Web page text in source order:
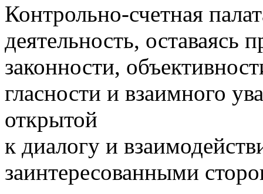
Контрольно-счетная
деятельность,
законности,
гласности и взаимного
открытой
к диалогу и
заинтересованными